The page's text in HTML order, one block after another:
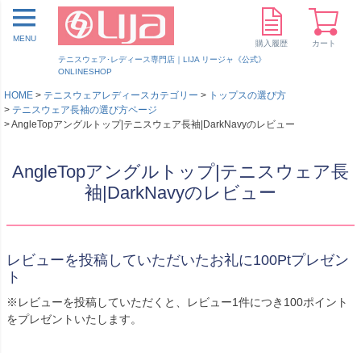
テニスウェア･レディース専門店｜LIJA リージャ《公式》
ONLINESHOP
MENU
購入履歴 カート
HOME テニスウェアレディースカテゴリー
トップスの選び方
テニスウェア長袖の選び方ページ
AngleTopアングルトップ|テニスウェア長袖|DarkNavyのレビュー
AngleTopアングルトップ|テニスウェア長
袖|DarkNavyのレビュー
レビューを投稿していただいたお礼に100Ptプレゼン
ト
※レビューを投稿していただくと、レビュー1件につき100ポイント
をプレゼントいたします。